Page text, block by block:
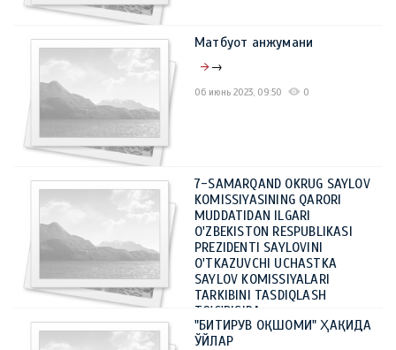
Матбуот анжумани
→
06 июнь 2023, 09:50 0
7-SAMARQAND OKRUG SAYLOV
KOMISSIYASINING QARORI
MUDDATIDAN ILGARI
O'ZBEKISTON RESPUBLIKASI
PREZIDENTI SAYLOVINI
O'TKAZUVCHI UCHASTKA
SAYLOV KOMISSIYALARI
TARKIBINI TASDIQLASH
TO'G'RISIDA
→
"БИТИРУВ ОҚШОМИ" ҲАҚИДА
ЎЙЛАР